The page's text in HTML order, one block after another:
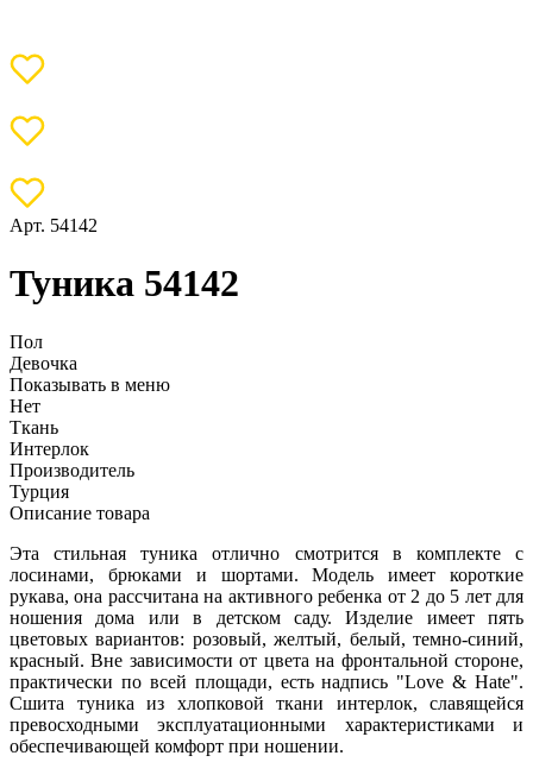
Арт. 54142
Туника 54142
Пол
Девочка
Показывать в меню
Нет
Ткань
Интерлок
Производитель
Турция
Описание товара
Эта стильная туника отлично смотрится в комплекте с
лосинами, брюками и шортами. Модель имеет короткие
рукава, она рассчитана на активного ребенка от 2 до 5 лет для
ношения дома или в детском саду. Изделие имеет пять
цветовых вариантов: розовый, желтый, белый, темно-синий,
красный. Вне зависимости от цвета на фронтальной стороне,
практически по всей площади, есть надпись "Love & Hate".
Сшита туника из хлопковой ткани интерлок, славящейся
превосходными эксплуатационными характеристиками и
обеспечивающей комфорт при ношении.